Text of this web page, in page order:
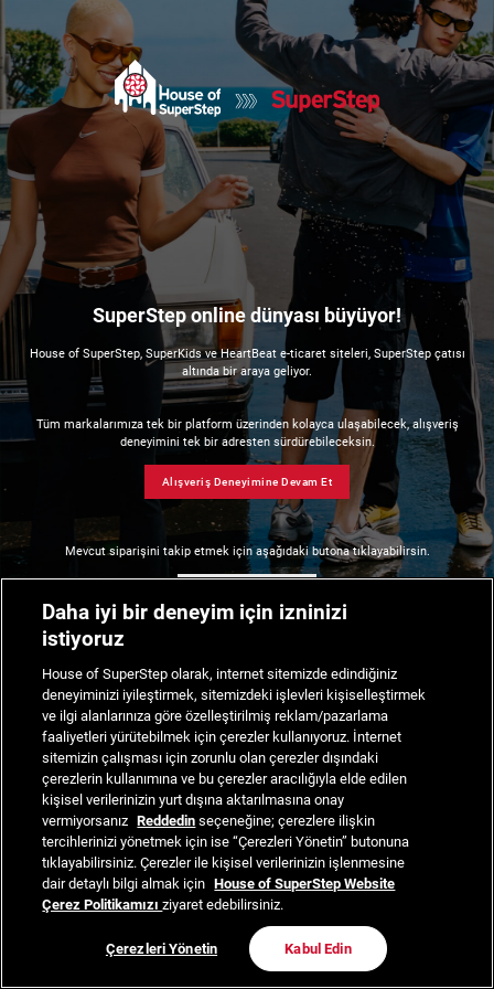
SuperStep online dünyası büyüyor!
House of SuperStep, SuperKids ve HeartBeat e-ticaret siteleri, SuperStep çatısı
altında bir araya geliyor.
Tüm markalarımıza tek bir platform üzerinden kolayca ulaşabilecek, alışveriş
deneyimini tek bir adresten sürdürebileceksin.
Alışveriş Deneyimine Devam Et
Mevcut siparişini takip etmek için aşağıdaki butona tıklayabilirsin.
Daha iyi bir deneyim için izninizi
istiyoruz
House of SuperStep olarak, internet sitemizde edindiğiniz
deneyiminizi iyileştirmek, sitemizdeki işlevleri kişiselleştirmek
ve ilgi alanlarınıza göre özelleştirilmiş reklam/pazarlama
faaliyetleri yürütebilmek için çerezler kullanıyoruz. İnternet
sitemizin çalışması için zorunlu olan çerezler dışındaki
çerezlerin kullanımına ve bu çerezler aracılığıyla elde edilen
kişisel verilerinizin yurt dışına aktarılmasına onay
vermiyorsanız Reddedin seçeneğine; çerezlere ilişkin
tercihlerinizi yönetmek için ise “Çerezleri Yönetin” butonuna
tıklayabilirsiniz. Çerezler ile kişisel verilerinizin işlenmesine
dair detaylı bilgi almak için House of SuperStep Website
Çerez Politikamızıziyaret edebilirsiniz.
Çerezleri Yönetin Kabul Edin